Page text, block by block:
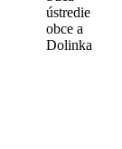
ústredie
obce a
Dolinka